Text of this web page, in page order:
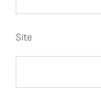
Site